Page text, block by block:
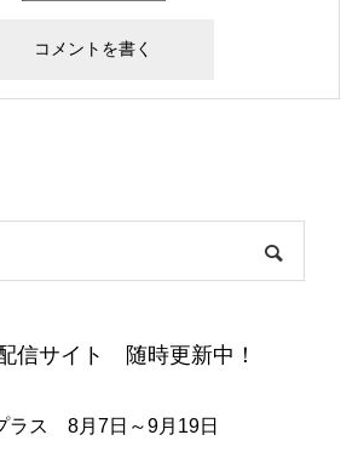
信サイト 随時更新中！
ラス 8月7日～9月19日